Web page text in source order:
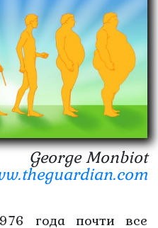
George Monbiot
года почти все